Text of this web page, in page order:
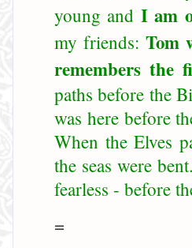
young and I am
my friends:Tom
remembers the
paths before the
was here before
When the Elves
the seas were
fearless - before
=